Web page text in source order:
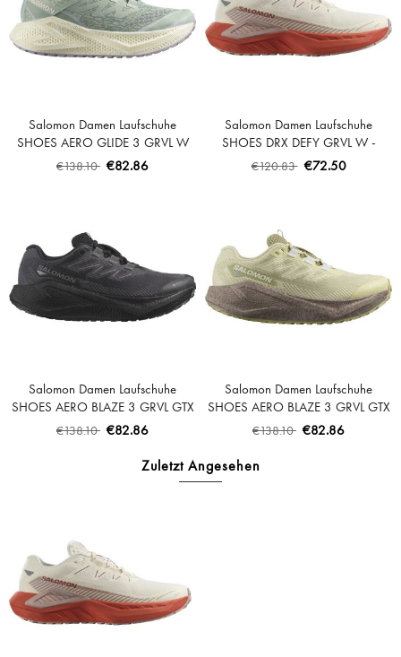
Salomon Damen Laufschuhe
SHOES AERO GLIDE 3 GRVL W
Sea - Sea Foam/Vanilla
€138.10 €82.86
Salomon Damen Laufschuhe
SHOES DRX DEFY GRVL W -
Vanilleeis/Gebrannter
€120.83 €72.50
Salomon Damen Laufschuhe
SHOES AERO BLAZE 3 GRVL GTX
W - Schwarz/Asphalt/Schwarz
€138.10 €82.86
Salomon Damen Laufschuhe
SHOES AERO BLAZE 3 GRVL GTX
W - Grüner Nebel/Eisen/Eisfluss
€138.10 €82.86
Zuletzt Angesehen